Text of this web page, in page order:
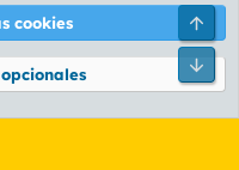
de privacidad Ayuda
XenForo Ltd.
cookies
Pie